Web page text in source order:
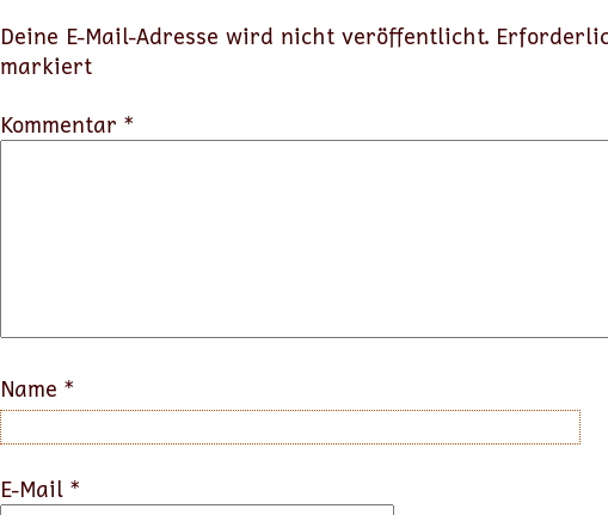
Deine E-Mail-Adresse wird nicht veröffentlicht.
markiert
Kommentar *
Name *
E-Mail *